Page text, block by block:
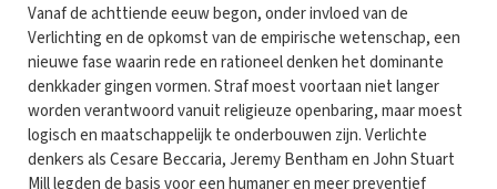
Vanaf de achttiende eeuw begon, onder invloed van de
Verlichting en de opkomst van de empirische wetenschap, een
nieuwe fase waarin rede en rationeel denken het dominante
denkkader gingen vormen. Straf moest voortaan niet langer
worden verantwoord vanuit religieuze openbaring, maar moest
logisch en maatschappelijk te onderbouwen zijn. Verlichte
denkers als Cesare Beccaria, Jeremy Bentham en John Stuart
Mill legden de basis voor een humaner en meer preventief